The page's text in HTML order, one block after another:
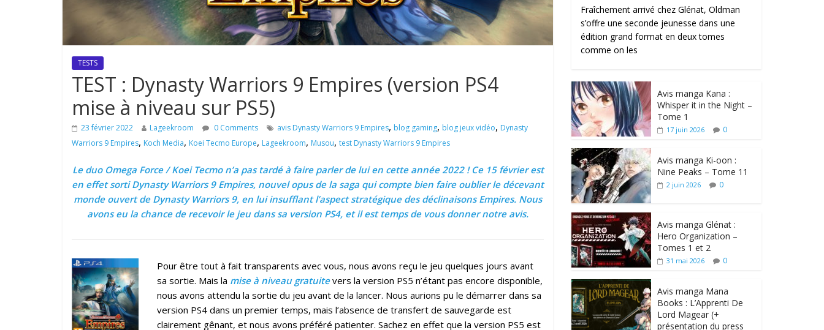
TESTS
TEST : Dynasty Warriors 9 Empires (version PS4
mise à niveau sur PS5)
23 février 2022 Lageekroom 0 Comments avis Dynasty Warriors 9 Empires, blog gaming, blog jeux vidéo, Dynasty
Warriors 9 Empires, Koch Media, Koei Tecmo Europe, Lageekroom, Musou, test Dynasty Warriors 9 Empires
Le duo Omega Force / Koei Tecmo n’a pas tardé à faire parler de lui en cette année 2022 ! Ce 15 février est
en effet sorti Dynasty Warriors 9 Empires, nouvel opus de la saga qui compte bien faire oublier le décevant
monde ouvert de Dynasty Warriors 9, en lui insufflant l’aspect stratégique des déclinaisons Empires. Nous
avons eu la chance de recevoir le jeu dans sa version PS4, et il est temps de vous donner notre avis.
Pour être tout à fait transparents avec vous, nous avons reçu le jeu quelques jours avant
sa sortie. Mais la mise à niveau gratuitevers la version PS5 n’étant pas encore disponible,
nous avons attendu la sortie du jeu avant de la lancer. Nous aurions pu le démarrer dans sa
version PS4 dans un premier temps, mais l’absence de transfert de sauvegarde est
clairement gênant, et nous avons préféré patienter. Sachez en effet que la version PS5 est
Fraîchement arrivé chez Glénat, Oldman
s’offre une seconde jeunesse dans une
édition grand format en deux tomes
comme on les
Avis manga Kana :
Whisper it in the Night –
Tome 1
17 juin 2026 0
Avis manga Ki-oon :
Nine Peaks – Tome 11
2 juin 2026 0
Avis manga Glénat :
Hero Organization –
Tomes 1 et 2
31 mai 2026 0
Avis manga Mana
Books : L’Apprenti De
Lord Magear (+
présentation du press